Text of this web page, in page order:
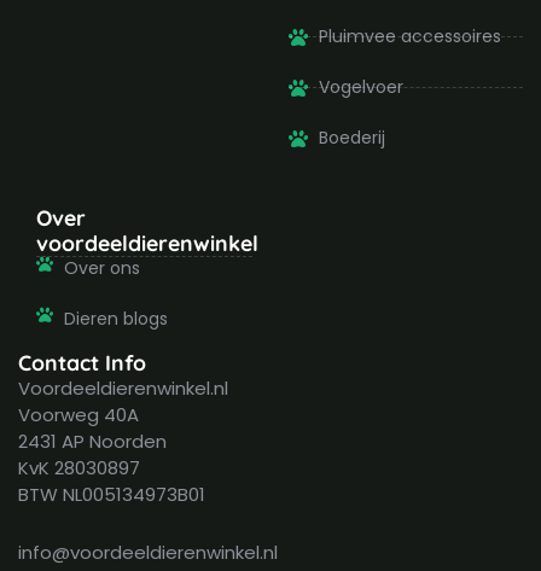
Pluimvee accessoires
Vogelvoer
Boederij
Over
voordeeldierenwinkel
Over ons
Dieren blogs
Contact Info
Voordeeldierenwinkel.nl
Voorweg 40A
2431 AP Noorden
KvK 28030897
BTW NL005134973B01
info@voordeeldierenwinkel.nl